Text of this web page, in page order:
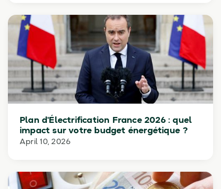
Plan d'Électrification France 2026 : quel
impact sur votre budget énergétique ?
April 10, 2026